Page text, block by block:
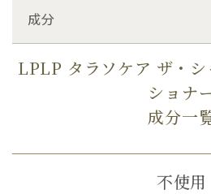
成分
LPLP タラソケア ザ・シ
ショナ
成分一
不使用